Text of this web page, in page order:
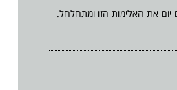
יום את האלימות הזו ומתחלחל.